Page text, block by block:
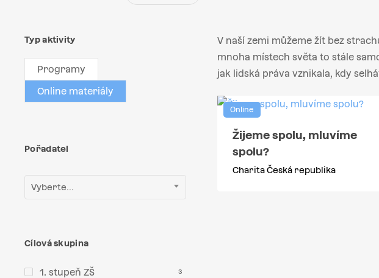
Typ aktivity
Programy
Online materiály
Pořadatel
Vyberte...
Cílová skupina
1. stupeň ZŠ 3
V naší zemi můžeme žít bez
mnoha místech světa to stále
jak lidská práva vznikala, kdy
Online
Žijeme spolu, mluvíme
spolu?
Charita Česká republika